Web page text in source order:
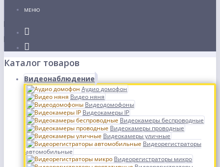
МЕНЮ
Каталог товаров
Видеонаблюдение
Аудио домофон
Видео няня
Видеодомофоны
Видеокамеры IP
Видеокамеры беспроводные
Видеокамеры проводные
Видеокамеры уличные
Видеорегистраторы
автомобильные
Видеорегистраторы микро